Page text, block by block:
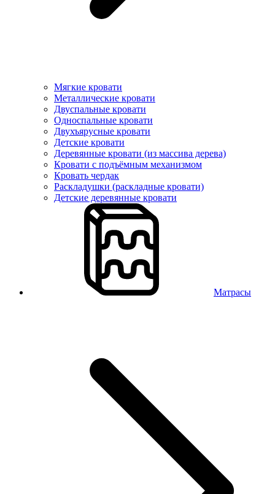
Мягкие кровати
Металлические кровати
Двуспальные кровати
Односпальные кровати
Двухъярусные кровати
Детские кровати
Деревянные кровати (из массива дерева)
Кровати с подъёмным механизмом
Кровать чердак
Раскладушки (раскладные кровати)
Детские деревянные кровати
Матрасы